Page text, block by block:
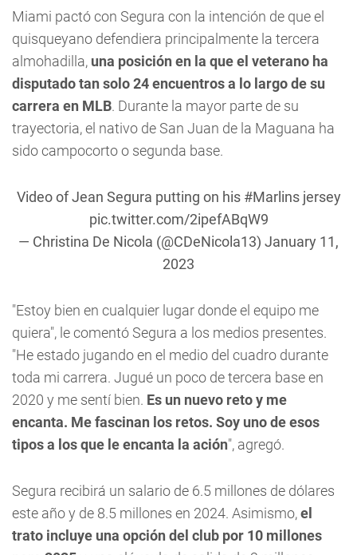
Miami pactó con Segura con la intención de que el
quisqueyano defendiera principalmente la tercera
almohadilla, una posición en la que el veterano ha
disputado tan solo 24 encuentros a lo largo de su
carrera en MLB. Durante la mayor parte de su
trayectoria, el nativo de San Juan de la Maguana ha
sido campocorto o segunda base.
Video of Jean Segura putting on his #Marlinsjersey
pic.twitter.com/2ipefABqW9
— Christina De Nicola (@CDeNicola13) January 11,
2023
"Estoy bien en cualquier lugar donde el equipo me
quiera", le comentó Segura a los medios presentes.
"He estado jugando en el medio del cuadro durante
toda mi carrera. Jugué un poco de tercera base en
2020 y me sentí bien. Es un nuevo reto y me
encanta. Me fascinan los retos. Soy uno de esos
tipos a los que le encanta la ación", agregó.
Segura recibirá un salario de 6.5 millones de dólares
este año y de 8.5 millones en 2024. Asimismo,el
trato incluye una opción del club por 10 millones